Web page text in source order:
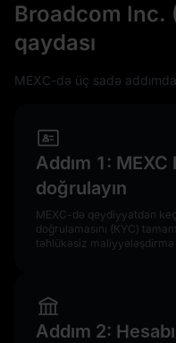
Broadcom Inc.
qaydası
MEXC-də üç sadə
Addım 1: MEXC
doğrulayın
MEXC-də qeydiyyatdan
doğrulamasını (KYC)
təhlükəsiz
Addım 2: